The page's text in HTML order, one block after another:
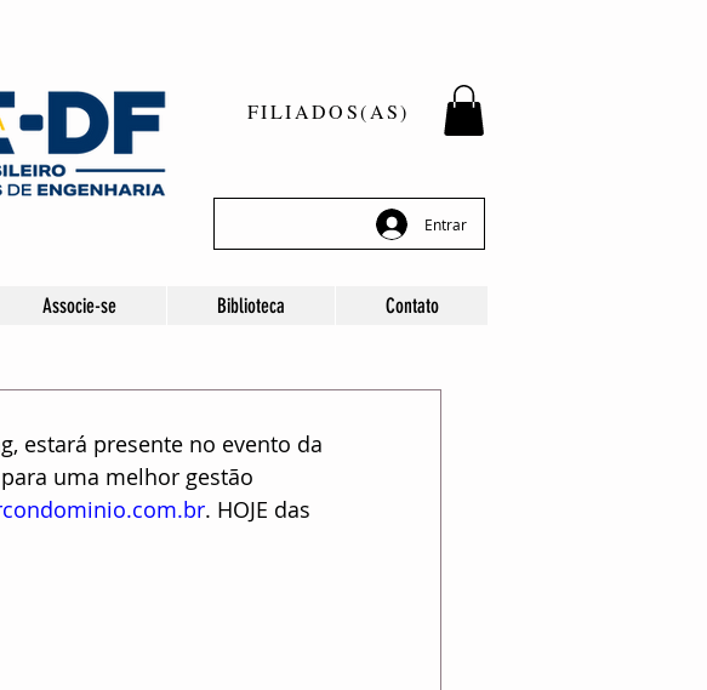
FILIADOS(AS)
Entrar
Associe-se Biblioteca Contato
estará presente no evento da
uma melhor gestão
. HOJE das